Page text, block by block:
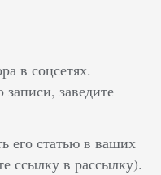
в соцсетях.
заведите
его статью в ваших
ссылку в рассылку).